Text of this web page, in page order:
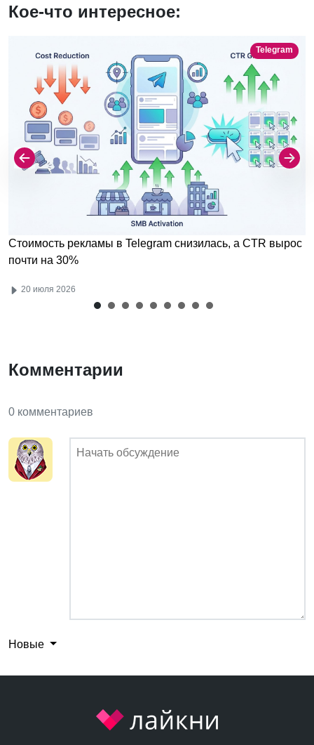
Кое-что интересное:
Telegram
Стоимость рекламы в Telegram снизилась, а CTR вырос
почти на 30%
20 июля 2026
Комментарии
0 комментариев
Новые